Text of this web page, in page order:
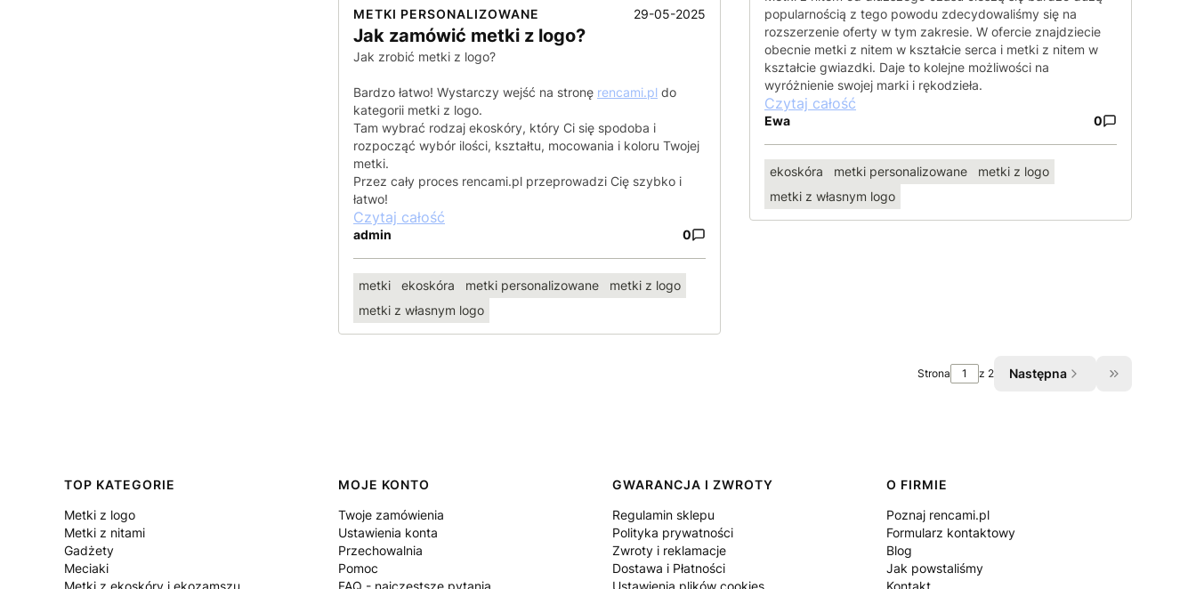
METKI PERSONALIZOWANE 29-05-2025
Jak zamówić metki z logo?
Jak zrobić metki z logo?
Bardzo łatwo! Wystarczy wejść na stronę rencami.pl do
kategorii metki z logo.
Tam wybrać rodzaj ekoskóry, który Ci się spodoba i
rozpocząć wybór ilości, kształtu, mocowania i koloru Twojej
metki.
Przez cały proces rencami.pl przeprowadzi Cię szybko i
łatwo!
Czytaj całość
admin 0
metki ekoskóra metki personalizowane
metki z logo
metki z własnym logo
popularnością z tego powodu zdecydowaliśmy się na
rozszerzenie oferty w tym zakresie. W ofercie znajdziecie
obecnie metki z nitem w kształcie serca i metki z nitem w
kształcie gwiazdki. Daje to kolejne możliwości na
wyróżnienie swojej marki i rękodzieła.
Czytaj całość
Ewa 0
ekoskóra metki personalizowane
metki z logo
metki z własnym logo
Strona z 2 Następna Przejdź do
Linki w stopce
TOP KATEGORIE
Metki z logo
Metki z nitami
Gadżety
Meciaki
Metki z ekoskóry i ekozamszu
MOJE KONTO
Twoje zamówienia
Ustawienia konta
Przechowalnia
Pomoc
FAQ - najczęstsze pytania
GWARANCJA I ZWROTY
Regulamin sklepu
Polityka prywatności
Zwroty i reklamacje
Dostawa i Płatności
Ustawienia plików cookies
O FIRMIE
Poznaj rencami.pl
Formularz kontaktowy
Blog
Jak powstaliśmy
Kontakt